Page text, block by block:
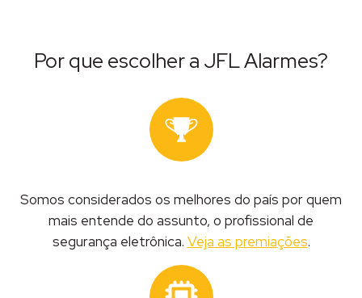
Por que escolher a JFL Alarmes?
Somos considerados os melhores do país por quem
mais entende do assunto, o profissional de
segurança eletrônica. Veja as premiações.